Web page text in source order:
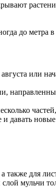
до метра
или
и давать
также для
мульчи